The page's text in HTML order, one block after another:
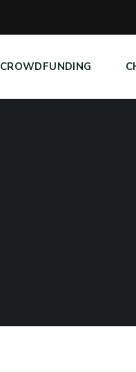
CROWDFUNDING